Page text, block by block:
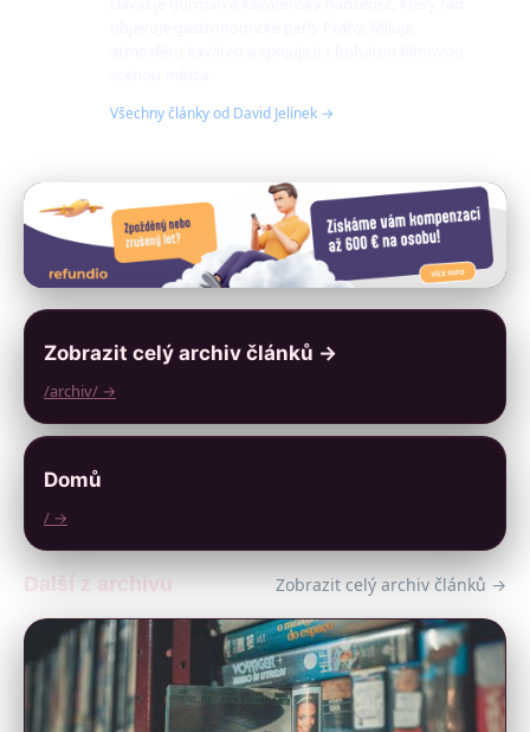
Všechny články od David Jelínek →
Zobrazit celý archiv článků →
/archiv/ →
Domů
/ →
Další z archivu Zobrazit celý archiv článků →